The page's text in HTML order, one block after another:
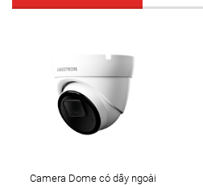
Camera Dome có dây ngoài